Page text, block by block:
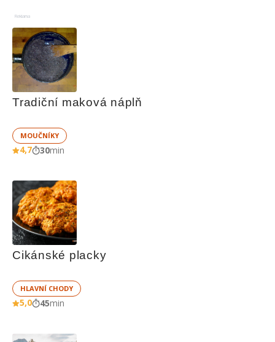
Reklama
Tradiční maková náplň
MOUČNÍKY
4,7 30min
Cikánské placky
HLAVNÍ CHODY
5,0 45min